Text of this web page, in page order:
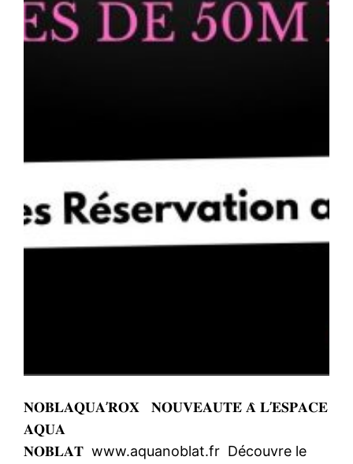
𝐍𝐎𝐁𝐋𝐀𝐐𝐔𝐀’𝐑𝐎𝐗 𝐍𝐎𝐔𝐕𝐄𝐀𝐔𝐓𝐄́ 𝐀̀ 𝐋’𝐄𝐒𝐏𝐀𝐂𝐄
𝐀𝐐𝐔𝐀
𝐍𝐎𝐁𝐋𝐀𝐓 www.aquanoblat.fr Découvre le